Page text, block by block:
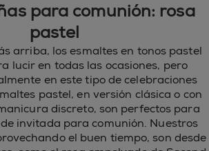
para comunión: rosa
pastel
arriba, los esmaltes en tonos pastel
lucir en todas las ocasiones, pero
en este tipo de celebraciones
pastel, en versión clásica o con
discreto, son perfectos para
invitada para comunión. Nuestros
el buen tiempo, son desde